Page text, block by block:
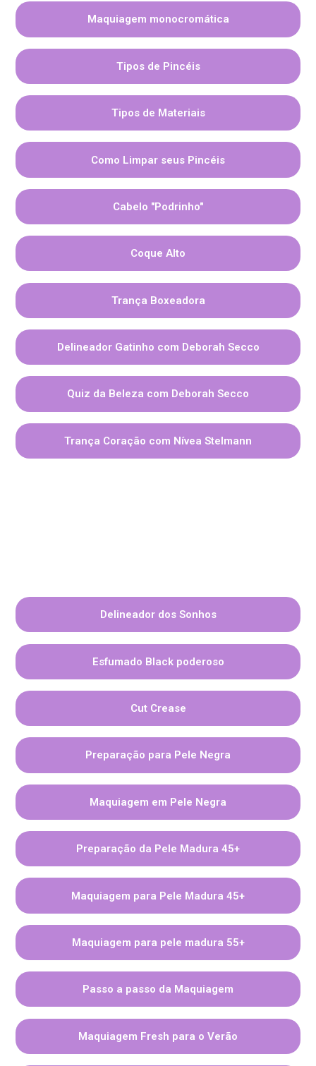
Maquiagem monocromática
Tipos de Pincéis
Tipos de Materiais
Como Limpar seus Pincéis
Cabelo "Podrinho"
Coque Alto
Trança Boxeadora
Delineador Gatinho com Deborah Secco
Quiz da Beleza com Deborah Secco
Trança Coração com Nívea Stelmann
Delineador dos Sonhos
Esfumado Black poderoso
Cut Crease
Preparação para Pele Negra
Maquiagem em Pele Negra
Preparação da Pele Madura 45+
Maquiagem para Pele Madura 45+
Maquiagem para pele madura 55+
Passo a passo da Maquiagem
Maquiagem Fresh para o Verão